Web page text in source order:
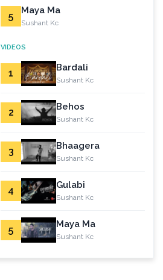
5 Maya Ma
Sushant Kc
VIDEOS
1 Bardali
Sushant Kc
2 Behos
Sushant Kc
3 Bhaagera
Sushant Kc
4 Gulabi
Sushant Kc
5 Maya Ma
Sushant Kc